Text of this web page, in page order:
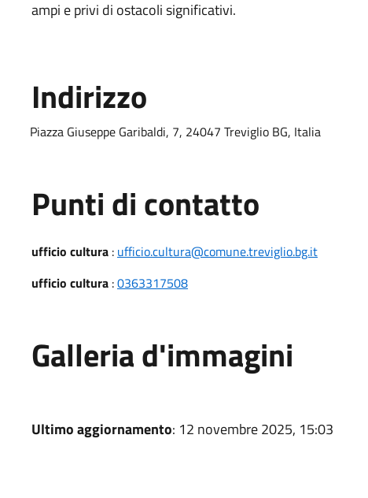
ampi e privi di ostacoli significativi.
Indirizzo
Piazza Giuseppe Garibaldi, 7, 24047 Treviglio BG, Italia
Punti di contatto
ufficio cultura: ufficio.cultura@comune.treviglio.bg.it
ufficio cultura:0363317508
Galleria d'immagini
Ultimo aggiornamento: 12 novembre 2025, 15:03